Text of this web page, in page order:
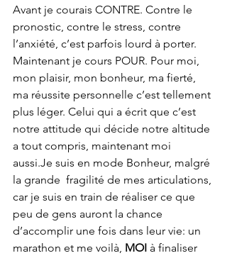
Avant je courais CONTRE. Contre le
pronostic, contre le stress, contre
l’anxiété, c’est parfois lourd à porter.
Maintenant je cours POUR. Pour moi,
mon plaisir, mon bonheur, ma fierté,
ma réussite personnelle c’est tellement
plus léger. Celui qui a écrit que c’est
notre attitude qui décide notre altitude
a tout compris, maintenant moi
aussi.Je suis en mode Bonheur, malgré
la grande  fragilité de mes articulations,
car je suis en train de réaliser ce que
peu de gens auront la chance
d’accomplir une fois dans leur vie: un
marathon et me voilà, MOI à finaliser